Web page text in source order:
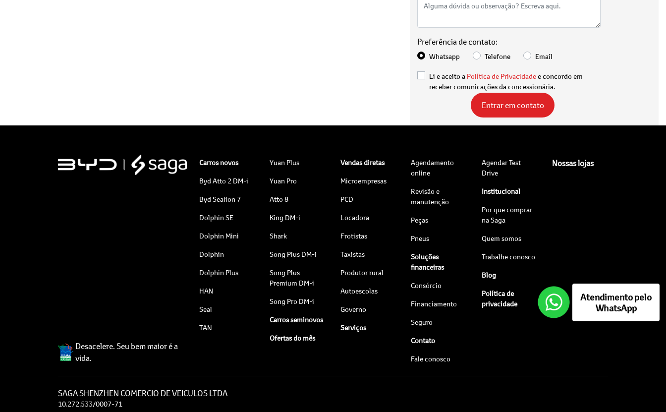
Preferência de contato:
Whatsapp Telefone Email
Li e aceito a Política de Privacidadee concordo em
receber comunicações da concessionária.
Entrar em contato
Desacelere. Seu bem maior é a
vida.
Carros novos
Byd Atto 2 DM-i
Byd Sealion 7
Dolphin SE
Dolphin Mini
Dolphin
Dolphin Plus
HAN
Seal
TAN
Yuan Plus
Yuan Pro
Atto 8
King DM-i
Shark
Song Plus DM-i
Song Plus
Premium DM-i
Song Pro DM-i
Carros seminovos
Ofertas do mês
Vendas diretas
Microempresas
PCD
Locadora
Frotistas
Taxistas
Produtor rural
Autoescolas
Governo
Serviços
Agendamento
online
Revisão e
manutenção
Peças
Pneus
Soluções
financeiras
Consórcio
Financiamento
Seguro
Contato
Fale conosco
Agendar Test
Drive
Institucional
Por que comprar
na Saga
Quem somos
Trabalhe conosco
Blog
Política de
privacidade
Nossas lojas
SAGA SHENZHEN COMERCIO DE VEICULOS LTDA
10.272.533/0007-71
Atendimento pelo
WhatsApp